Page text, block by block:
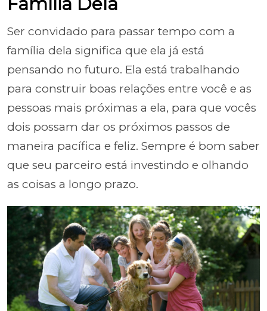
Ser convidado para passar tempo com a
família dela significa que ela já está
pensando no futuro. Ela está trabalhando
para construir boas relações entre você e as
pessoas mais próximas a ela, para que vocês
dois possam dar os próximos passos de
maneira pacífica e feliz. Sempre é bom saber
que seu parceiro está investindo e olhando
as coisas a longo prazo.